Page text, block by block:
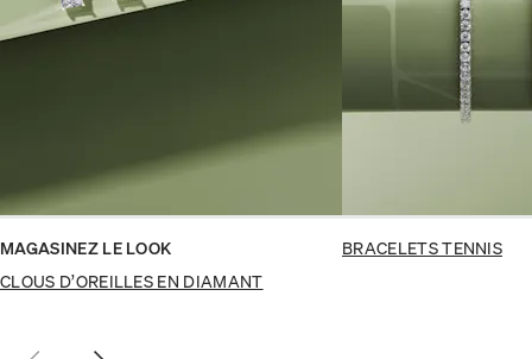
MAGASINEZ LE LOOK
CLOUS D’OREILLES EN DIAMANT
BRACELETS TENNIS